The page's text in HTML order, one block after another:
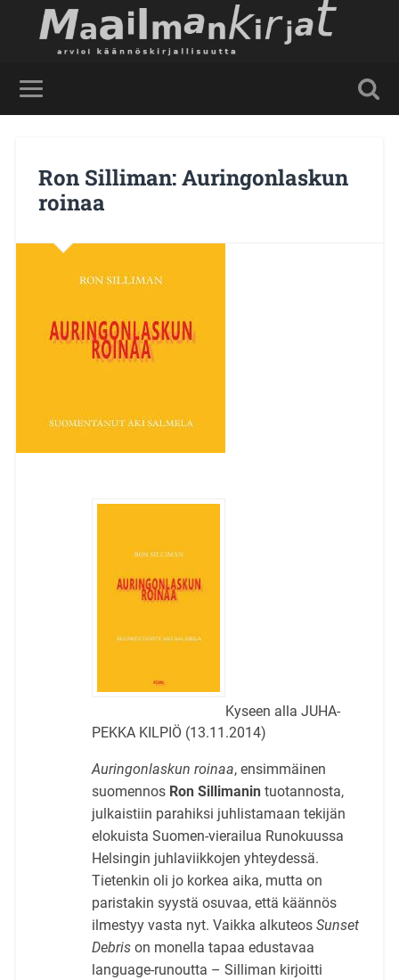
Ron Silliman: Auringonlaskun
roinaa
Kyseen alla JUHA-
PEKKA KILPIÖ (13.11.2014)
Auringonlaskun roinaa, ensimmäinen
suomennos Ron Sillimanintuotannosta,
julkaistiin parahiksi juhlistamaan tekijän
elokuista Suomen-vierailua Runokuussa
Helsingin juhlaviikkojen yhteydessä.
Tietenkin oli jo korkea aika, mutta on
paristakin syystä osuvaa, että käännös
ilmestyy vasta nyt. Vaikka alkuteos Sunset
Debrison monella tapaa edustavaa
language-runoutta – Silliman kirjoitti